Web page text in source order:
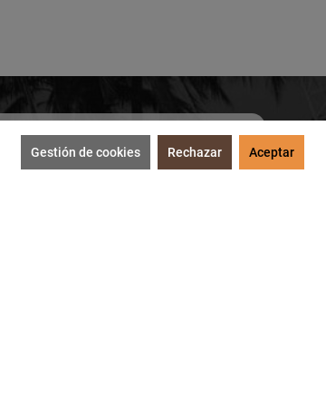
Gestión de cookies Rechazar Aceptar